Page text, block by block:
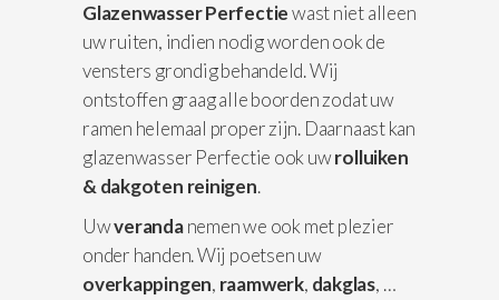
Glazenwasser Perfectiewast niet alleen
uw ruiten, indien nodig worden ook de
vensters grondig behandeld. Wij
ontstoffen graag alle boorden zodat uw
ramen helemaal proper zijn. Daarnaast kan
glazenwasser Perfectie ook uwrolluiken
& dakgoten reinigen.
Uwverandanemen we ook met plezier
onder handen. Wij poetsen uw
overkappingen, raamwerk, dakglas, …